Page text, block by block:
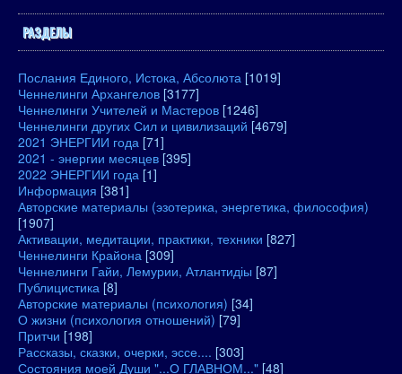
РАЗДЕЛЫ
Послания Единого, Истока, Абсолюта [1019]
Ченнелинги Архангелов [3177]
Ченнелинги Учителей и Мастеров [1246]
Ченнелинги других Сил и цивилизаций [4679]
2021 ЭНЕРГИИ года [71]
2021 - энергии месяцев [395]
2022 ЭНЕРГИИ года [1]
Информация [381]
Авторские материалы (эзотерика, энергетика, философия)
[1907]
Активации, медитации, практики, техники [827]
Ченнелинги Крайона [309]
Ченнелинги Гайи, Лемурии, Атлантидіы [87]
Публицистика [8]
Авторские материалы (психология) [34]
О жизни (психология отношений) [79]
Притчи [198]
Рассказы, сказки, очерки, эссе.... [303]
Состояния моей Души "...О ГЛАВНОМ..." [48]